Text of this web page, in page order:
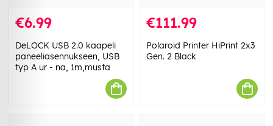
€6.99
DeLOCK USB 2.0 kaapeli
paneeliasennukseen, USB
typ A ur - na, 1m,musta
€111.99
Polaroid Printer HiPrint 2x3
Gen. 2 Black